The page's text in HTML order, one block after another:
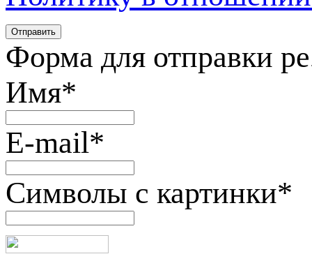
Форма для отправки
Имя*
E-mail*
Символы с картинки*